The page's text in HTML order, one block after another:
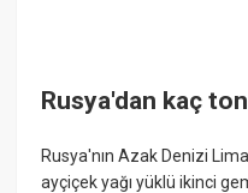
Rusya'dan kaç
Rusya'nın Azak Denizi
ayçiçek yağı yüklü ikinci